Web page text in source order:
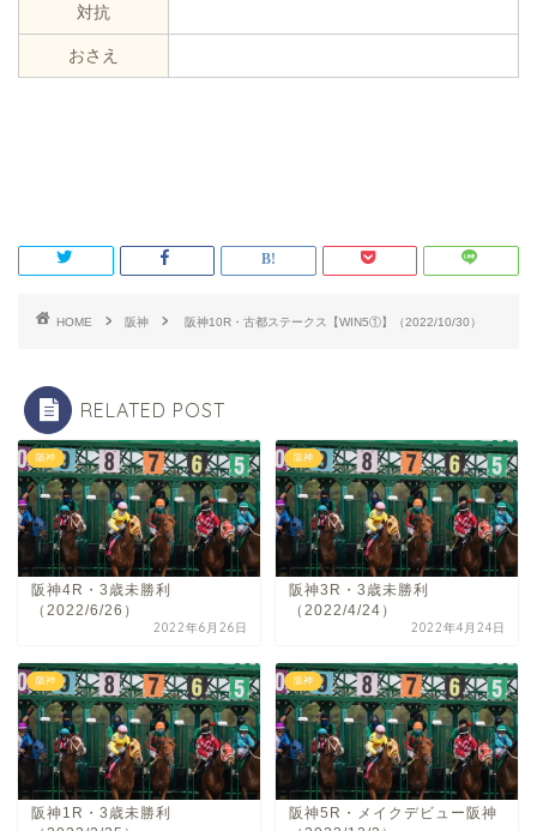
対抗
おさえ
HOME 阪神 阪神10R・古都ステークス【WIN5①】（2022/10/30）
RELATED POST
阪神
阪神4R・3歳未勝利
（2022/6/26）
2022年6月26日
阪神
阪神3R・3歳未勝利
（2022/4/24）
2022年4月24日
阪神
阪神1R・3歳未勝利
阪神
阪神5R・メイクデビュー阪神